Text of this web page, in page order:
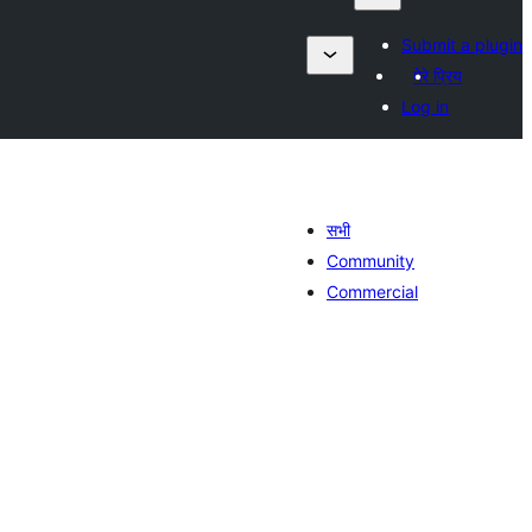
Submit a plugin
मेरे प्रिय
Log in
सभी
Community
Commercial